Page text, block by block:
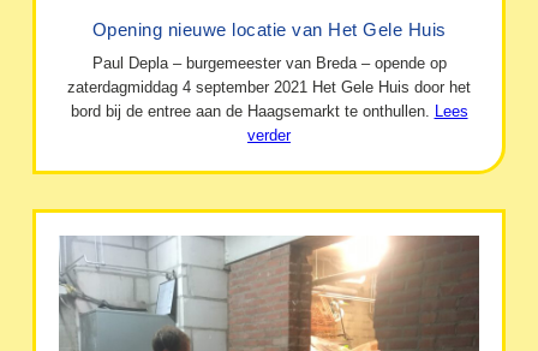
Opening nieuwe locatie van Het Gele Huis
Paul Depla – burgemeester van Breda – opende op
zaterdagmiddag 4 september 2021 Het Gele Huis door het
bord bij de entree aan de Haagsemarkt te onthullen. Lees
verder